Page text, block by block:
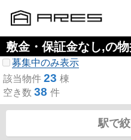
敷金・保証金なし,の
募集中のみ表示
該当物件 23 棟
空き数 38 件
駅で